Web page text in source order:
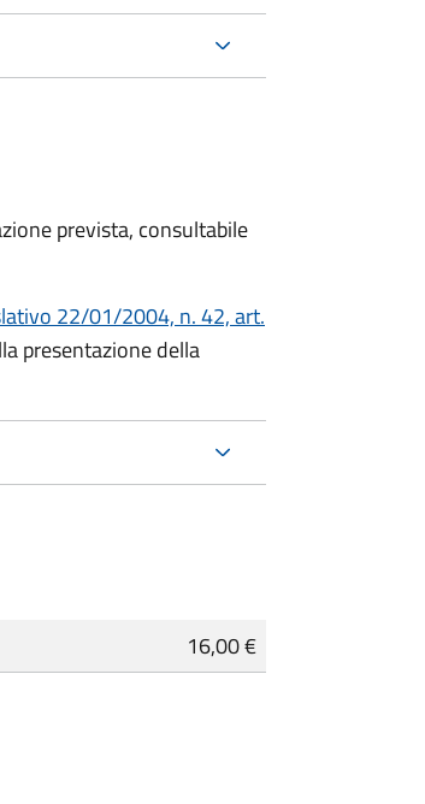
prevista, consultabile
22/01/2004, n. 42, art.
presentazione della
16,00 €